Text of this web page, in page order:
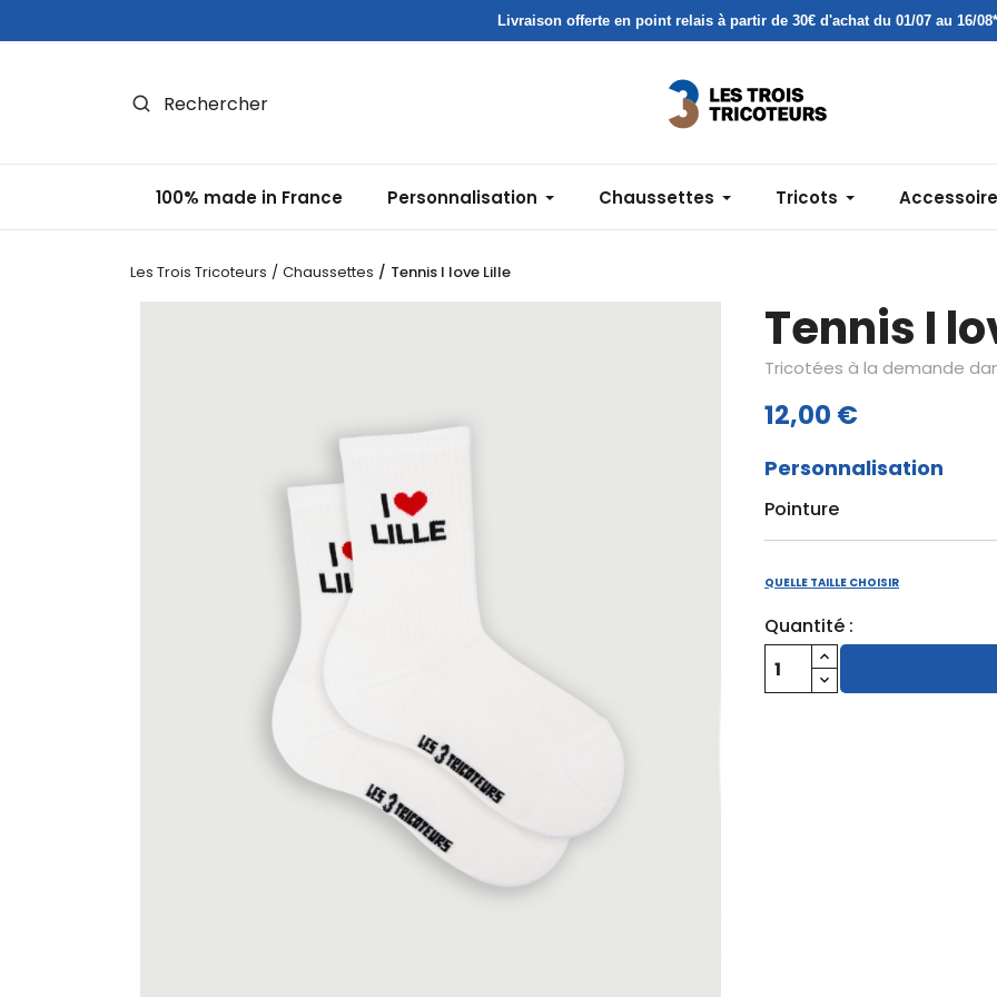
Livraison offerte en point relais à partir de 30€ d'achat du 01/07 au 16/08*
100% made in France Personnalisation Chaussettes Tricots
Les Trois Tricoteurs Chaussettes Tennis I love Lille
Tennis I
Tricotées à la demande
12,00 €
Personnalisation
Pointure
QUELLE TAILLE CHOISIR
Quantité :